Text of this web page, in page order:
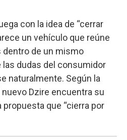
con la idea de “cerrar
un vehículo que reúne
de un mismo
dudas del consumidor
naturalmente. Según la
Dzire encuentra su
que “cierra por